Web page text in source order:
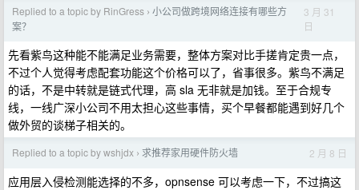
Replied to a topic by RinGress › 小公司做跨境网络连接有哪些方
案？
3 月 31
日
先看紫鸟这种能不能满足业务需要，整体方案对比手搓肯定贵一点，
不过个人觉得考虑配套功能这个价格可以了，省事很多。紫鸟不满足
的话，不是中转就是链式代理，高 sla 无非就是加钱。至于合规专
线，一线广深小公司不用太担心这些事情，买个早餐都能遇到好几个
做外贸的谈梯子相关的。
Replied to a topic by wshjdx › 求推荐家用硬件防火墙 2 月 8 日
应用层入侵检测能选择的不多，opnsense 可以考虑一下，不过搞这